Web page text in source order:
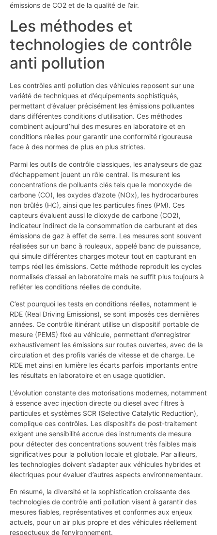
émissions de CO2 et de la qualité de l’air.
Les méthodes et
technologies de contrôle
anti pollution
Les contrôles anti pollution des véhicules reposent sur une
variété de techniques et d’équipements sophistiqués,
permettant d’évaluer précisément les émissions polluantes
dans différentes conditions d’utilisation. Ces méthodes
combinent aujourd’hui des mesures en laboratoire et en
conditions réelles pour garantir une conformité rigoureuse
face à des normes de plus en plus strictes.
Parmi les outils de contrôle classiques, les analyseurs de gaz
d’échappement jouent un rôle central. Ils mesurent les
concentrations de polluants clés tels que le monoxyde de
carbone (CO), les oxydes d’azote (NOx), les hydrocarbures
non brûlés (HC), ainsi que les particules fines (PM). Ces
capteurs évaluent aussi le dioxyde de carbone (CO2),
indicateur indirect de la consommation de carburant et des
émissions de gaz à effet de serre. Les mesures sont souvent
réalisées sur un banc à rouleaux, appelé banc de puissance,
qui simule différentes charges moteur tout en capturant en
temps réel les émissions. Cette méthode reproduit les cycles
normalisés d’essai en laboratoire mais ne suffit plus toujours à
refléter les conditions réelles de conduite.
C’est pourquoi les tests en conditions réelles, notamment le
RDE (Real Driving Emissions), se sont imposés ces dernières
années. Ce contrôle itinérant utilise un dispositif portable de
mesure (PEMS) fixé au véhicule, permettant d’enregistrer
exhaustivement les émissions sur routes ouvertes, avec de la
circulation et des profils variés de vitesse et de charge. Le
RDE met ainsi en lumière les écarts parfois importants entre
les résultats en laboratoire et en usage quotidien.
L’évolution constante des motorisations modernes, notamment
à essence avec injection directe ou diesel avec filtres à
particules et systèmes SCR (Selective Catalytic Reduction),
complique ces contrôles. Les dispositifs de post-traitement
exigent une sensibilité accrue des instruments de mesure
pour détecter des concentrations souvent très faibles mais
significatives pour la pollution locale et globale. Par ailleurs,
les technologies doivent s’adapter aux véhicules hybrides et
électriques pour évaluer d’autres aspects environnementaux.
En résumé, la diversité et la sophistication croissante des
technologies de contrôle anti pollution visent à garantir des
mesures fiables, représentatives et conformes aux enjeux
actuels, pour un air plus propre et des véhicules réellement
respectueux de l’environnement.